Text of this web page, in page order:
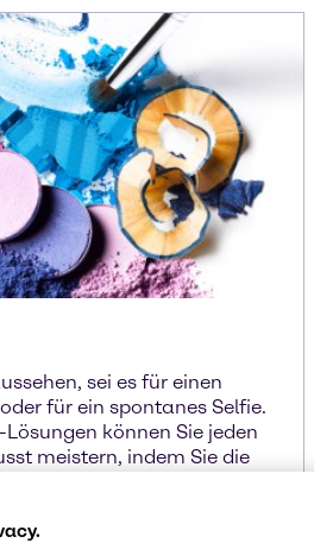
sei es für einen
für ein spontanes Selfie.
können Sie jeden
meistern, indem Sie die